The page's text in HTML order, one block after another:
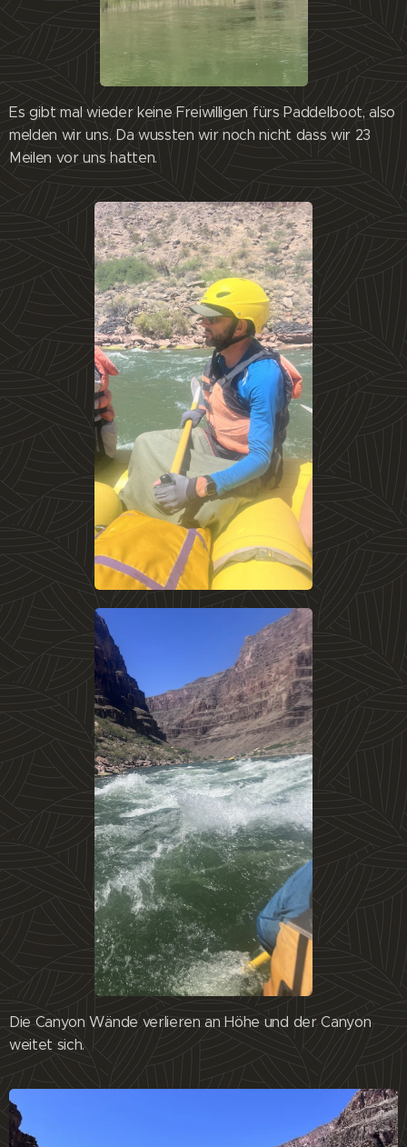
Es gibt mal wieder keine Freiwilligen fürs Paddelboot, also
melden wir uns. Da wussten wir noch nicht dass wir 23
Meilen vor uns hatten.
Die Canyon Wände verlieren an Höhe und der Canyon
weitet sich.